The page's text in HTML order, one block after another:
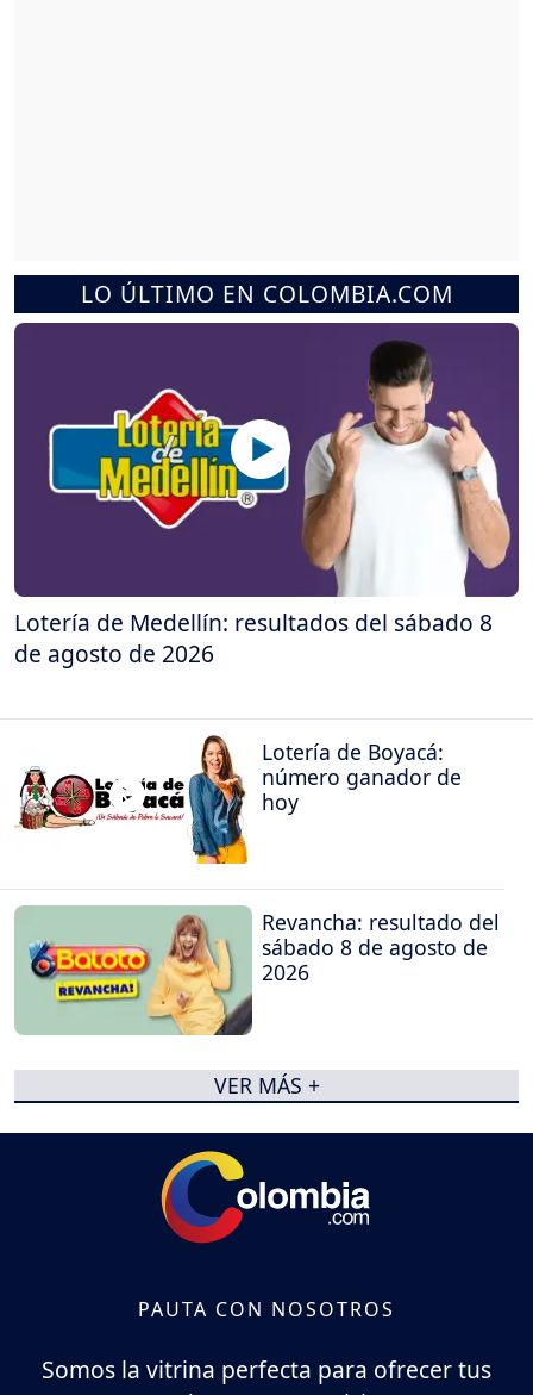
LO ÚLTIMO EN COLOMBIA.COM
Lotería de Medellín: resultados del sábado 8
de agosto de 2026
Lotería de Boyacá:
número ganador de
hoy
Revancha: resultado del
sábado 8 de agosto de
2026
VER MÁS +
PAUTA CON NOSOTROS
Somos la vitrina perfecta para ofrecer tus